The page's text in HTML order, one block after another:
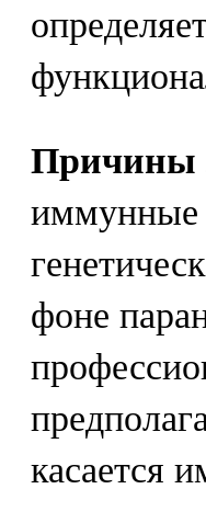
Причины
иммунные
фоне
касается